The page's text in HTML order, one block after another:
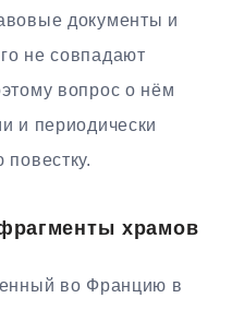
документы и
не совпадают
вопрос о нём
и периодически
храмов
во Францию в